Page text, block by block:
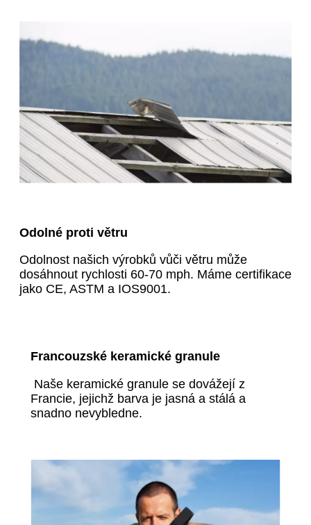
Odolné proti větru
Odolnost našich výrobků vůči větru může
dosáhnout rychlosti 60-70 mph. Máme certifikace
jako CE, ASTM a IOS9001.
Francouzské keramické granule
Naše keramické granule se dovážejí z
Francie, jejichž barva je jasná a stálá a
snadno nevybledne.